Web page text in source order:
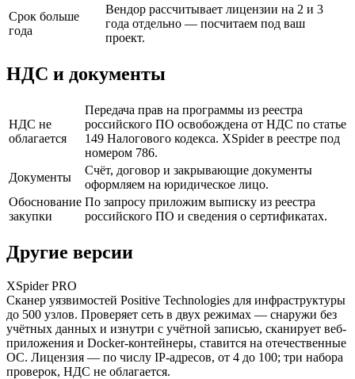
Срок больше
года
Вендор рассчитывает лицензии на 2 и 3
года отдельно — посчитаем под ваш
проект.
НДС и документы
НДС не
облагается
Передача прав на программы из реестра
российского ПО освобождена от НДС по статье
149 Налогового кодекса. XSpider в реестре под
номером 786.
Документы
Счёт, договор и закрывающие документы
оформляем на юридическое лицо.
Обоснование
закупки
По запросу приложим выписку из реестра
российского ПО и сведения о сертификатах.
Другие версии
XSpider PRO
Сканер уязвимостей Positive Technologies для инфраструктуры
до 500 узлов. Проверяет сеть в двух режимах — снаружи без
учётных данных и изнутри с учётной записью, сканирует веб-
приложения и Docker-контейнеры, ставится на отечественные
ОС. Лицензия — по числу IP-адресов, от 4 до 100; три набора
проверок, НДС не облагается.